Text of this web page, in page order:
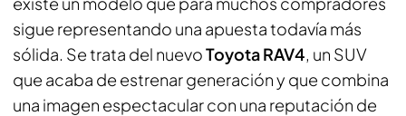
sigue representando una apuesta todavía más
sólida. Se trata del nuevoToyota RAV4, un SUV
que acaba de estrenar generación y que combina
una imagen espectacular con una reputación de